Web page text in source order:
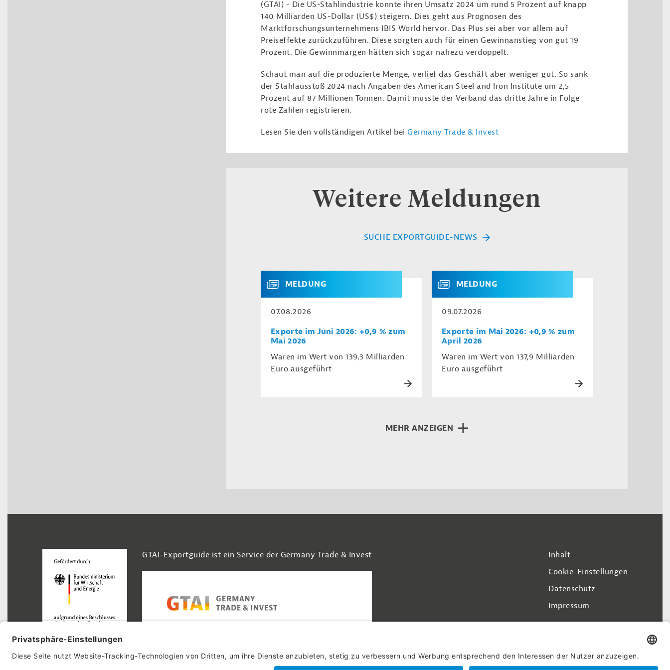
(GTAI) - Die US-Stahlindustrie konnte ihren Umsatz 2024 um rund 5 Prozent auf knapp
140 Milliarden US-Dollar (US$) steigern. Dies geht aus Prognosen des
Marktforschungsunternehmens IBIS World hervor. Das Plus sei aber vor allem auf
Preiseffekte zurückzuführen. Diese sorgten auch für einen Gewinnanstieg von gut 19
Prozent. Die Gewinnmargen hätten sich sogar nahezu verdoppelt.
Schaut man auf die produzierte Menge, verlief das Geschäft aber weniger gut. So sank
der Stahlausstoß 2024 nach Angaben des American Steel and Iron Institute um 2,5
Prozent auf 87 Millionen Tonnen. Damit musste der Verband das dritte Jahre in Folge
rote Zahlen registrieren.
Lesen Sie den vollständigen Artikel bei Germany Trade & Invest
Weitere Meldungen
SUCHE EXPORTGUIDE-NEWS
MELDUNG
07.08.2026
Exporte im Juni 2026: +0,9 % zum
Mai 2026
Waren im Wert von 139,3 Milliarden
Euro ausgeführt
MELDUNG
09.07.2026
Exporte im Mai 2026: +0,9 % zum
April 2026
Waren im Wert von 137,9 Milliarden
Euro ausgeführt
MEHR ANZEIGEN
GTAI-Exportguide ist ein Service der Germany Trade & Invest
Footer Navigation
Inhalt
Cookie-Einstellungen
Datenschutz
Impressum